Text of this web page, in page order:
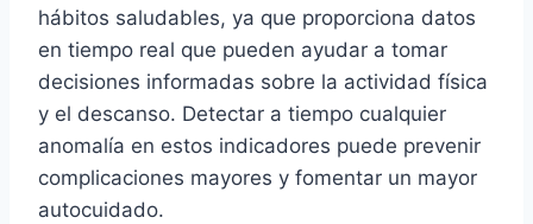
hábitos saludables, ya que proporciona datos
en tiempo real que pueden ayudar a tomar
decisiones informadas sobre la actividad física
y el descanso. Detectar a tiempo cualquier
anomalía en estos indicadores puede prevenir
complicaciones mayores y fomentar un mayor
autocuidado.